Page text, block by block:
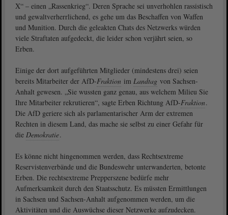
X“ – einen „Rassenkrieg“. Deren Sprache sei unverhohlen rassistisch
und gewaltverherrlichend, es gehe um das Beschaffen von Waffen
und Munition. Durch die geleakten Chats des Netzwerks würden
viele Straftaten aufgedeckt, die leider schon verjährt seien, so
Erben.
Einige der dort aufgeführten Mitglieder (mindestens drei) seien
bereits Mitarbeiter der AfD-Fraktion im Landtag von Sachsen-
Anhalt gewesen. „Sie wussten ganz genau, aus welchem Milieu Sie
Ihre Mitarbeiter rekrutieren“, sagte Erben Richtung AfD-Fraktion.
Die AfD geriere sich als parlamentarischer Arm der extremen
Rechten in diesem Land, das mache sie selbst zu einer Gefahr für
die Demokratie.
Es könne nicht hingenommen werden, dass Rechtsextreme
Reservistenverbände und die Bundeswehr unterwanderten, betonte
Erben. Die rechtsextreme Prepperszene bedürfe mehr
Aufmerksamkeit durch den Staatsschutz. Es müssten Ermittlungen
in Sachsen und Sachsen-Anhalt aufgenommen werden, um die
Aktivitäten und die Auswüchse dieser Netzwerke aufzudecken.